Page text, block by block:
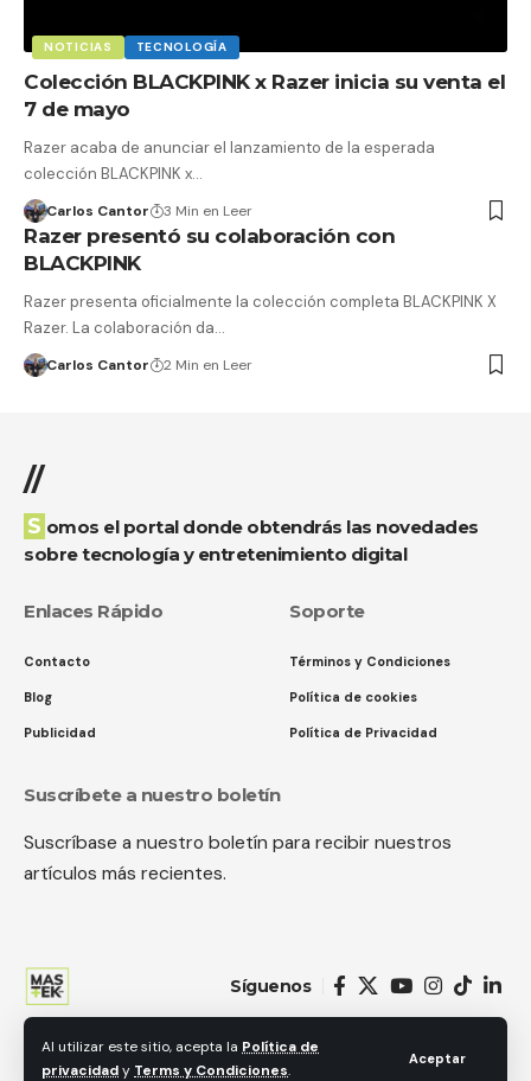
Al utilizar este sitio, acepta la Política de
privacidady Terms y Condiciones.
Aceptar
NOTICIAS TECNOLOGÍA
Colección BLACKPINK x Razer inicia su venta el
7 de mayo
Razer acaba de anunciar el lanzamiento de la esperada
colección BLACKPINK x…
Carlos Cantor 3 Min en Leer
Razer presentó su colaboración con
BLACKPINK
Razer presenta oficialmente la colección completa BLACKPINK X
Razer. La colaboración da…
Carlos Cantor 2 Min en Leer
//
Somos el portal donde obtendrás las novedades
sobre tecnología y entretenimiento digital
Enlaces Rápido
Contacto
Blog
Publicidad
Soporte
Términos y Condiciones
Política de cookies
Política de Privacidad
Suscríbete a nuestro boletín
Suscríbase a nuestro boletín para recibir nuestros
artículos más recientes.
Síguenos
© 2018 MastekHw Service International. LLc. Todos los derechos